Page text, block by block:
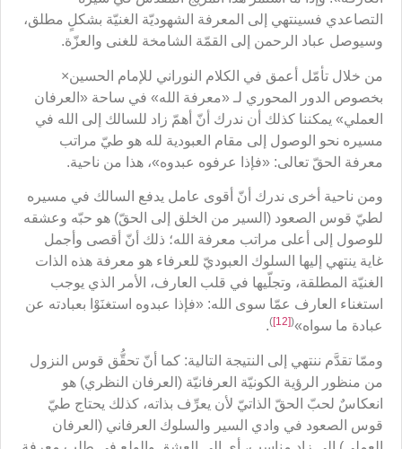
التصاعدي فسينتهي إلى المعرفة الشهوديّة الغنيّة بشكلٍ مطلق،
وسيوصل عباد الرحمن إلى القمّة الشامخة للغنى والعزّة.
من خلال تأمّل أعمق في الكلام النوراني للإمام الحسين×
بخصوص الدور المحوري لـ «معرفة الله» في ساحة «العرفان
العملي» يمكننا كذلك أن ندرك أنّ أهمّ زاد للسالك إلى الله في
مسيره نحو الوصول إلى مقام العبودية لله هو طيّ مراتب
معرفة الحقّ تعالى: «فإذا عرفوه عبدوه»، هذا من ناحية.
ومن ناحية أخرى ندرك أنّ أقوى عامل يدفع السالك في مسيره
لطيّ قوس الصعود (السير من الخلق إلى الحقّ) هو حبّه وعشقه
للوصول إلى أعلى مراتب معرفة الله؛ ذلك أنّ أقصى وأجمل
غاية ينتهي إليها السلوك العبوديّ للعرفاء هو معرفة هذه الذات
الغنيّة المطلقة، وتجلّيها في قلب العارف، الأمر الذي يوجب
استغناء العارف عمّا سوى الله: «فإذا عبدوه استغنَوْا بعبادته عن
عبادة ما سواه»(
[12]
)
.
وممّا تقدَّم ننتهي إلى النتيجة التالية: كما أنّ تحقُّق قوس النزول
من منظور الرؤية الكونيّة العرفانيّة (العرفان النظري) هو
انعكاسٌ لحبّ الحقّ الذاتيّ لأن يعرِّف بذاته، كذلك يحتاج طيّ
قوس الصعود في وادي السير والسلوك العرفاني (العرفان